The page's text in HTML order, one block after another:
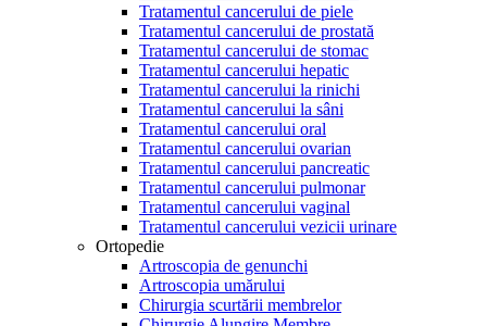
Tratamentul cancerului de piele
Tratamentul cancerului de prostată
Tratamentul cancerului de stomac
Tratamentul cancerului hepatic
Tratamentul cancerului la rinichi
Tratamentul cancerului la sâni
Tratamentul cancerului oral
Tratamentul cancerului ovarian
Tratamentul cancerului pancreatic
Tratamentul cancerului pulmonar
Tratamentul cancerului vaginal
Tratamentul cancerului vezicii urinare
Ortopedie
Artroscopia de genunchi
Artroscopia umărului
Chirurgia scurtării membrelor